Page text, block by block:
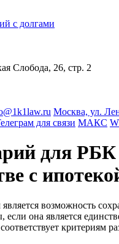
с долгами
Слобода, 26, стр. 2
Москва, ул.
для связи МАКС
для РБК
с
возможность
если она является
критериям